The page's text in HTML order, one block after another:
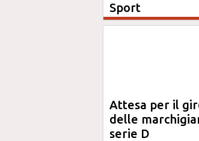
Sport
Attesa per il
delle
serie D